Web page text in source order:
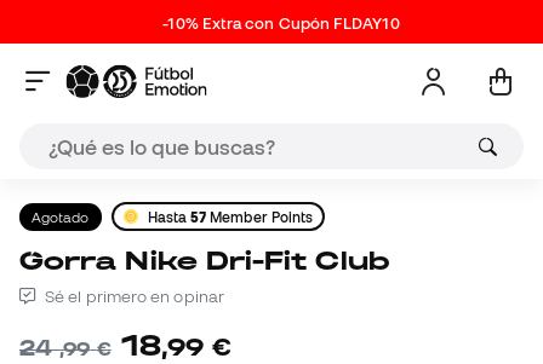
-10% Extra con Cupón FLDAY10
Agotado Hasta57 Member Points
Gorra Nike Dri-Fit Club
Sé el primero en opinar
24,99 € 18,99 €